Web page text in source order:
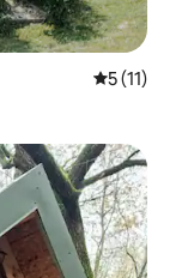
平均评分
5 (11)